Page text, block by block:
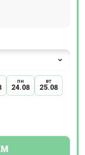
пн
24.08
вт
25.08